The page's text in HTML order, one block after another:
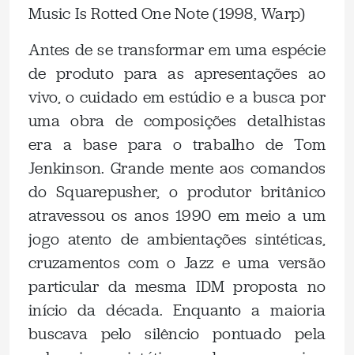
Music Is Rotted One Note (1998, Warp)
Antes de se transformar em uma espécie
de produto para as apresentações ao
vivo, o cuidado em estúdio e a busca por
uma obra de composições detalhistas
era a base para o trabalho de Tom
Jenkinson. Grande mente aos comandos
do Squarepusher, o produtor britânico
atravessou os anos 1990 em meio a um
jogo atento de ambientações sintéticas,
cruzamentos com o Jazz e uma versão
particular da mesma IDM proposta no
início da década. Enquanto a maioria
buscava pelo silêncio pontuado pela